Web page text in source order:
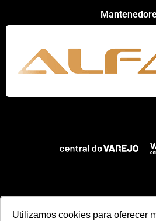
Utilizamos cookies para oferecer